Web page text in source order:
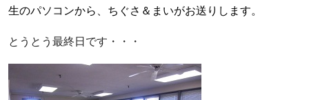
生のパソコンから、 ちぐさ＆まいがお送りします。
とうとう最終日です・・・